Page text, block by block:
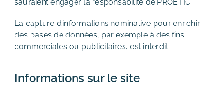
sauraient engager la responsabilité de PROETIC.
La capture d’informations nominative pour enrichir
des bases de données, par exemple à des fins
commerciales ou publicitaires, est interdit.
Informations sur le site